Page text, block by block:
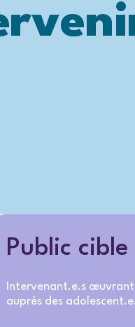
Public cible
Intervenant.e.s œuvrant
auprès des